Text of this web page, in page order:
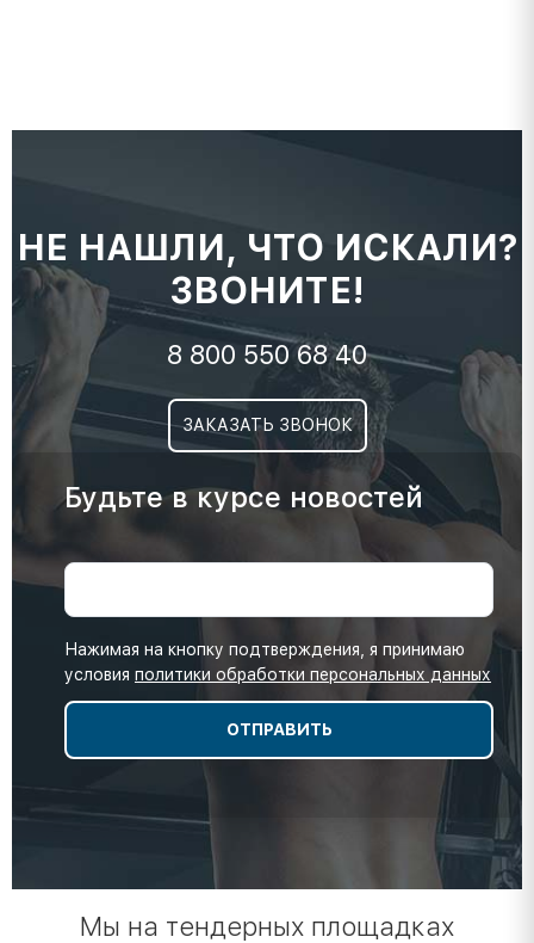
НЕ НАШЛИ, ЧТО ИСКАЛИ?
ЗВОНИТЕ!
8 800 550 68 40
ЗАКАЗАТЬ ЗВОНОК
Будьте в курсе новостей
Нажимая на кнопку подтверждения, я принимаю
условия политики обработки персональных данных
Мы на тендерных площадках